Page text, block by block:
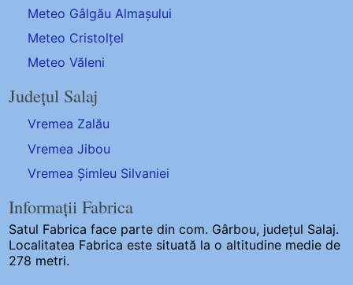
Meteo Gâlgău Almașului
Meteo Cristolțel
Meteo Văleni
Județul Salaj
Vremea Zalău
Vremea Jibou
Vremea Șimleu Silvaniei
Informații Fabrica
Satul Fabrica face parte din com. Gârbou, județul Salaj.
Localitatea Fabrica este situată la o altitudine medie de
278 metri.